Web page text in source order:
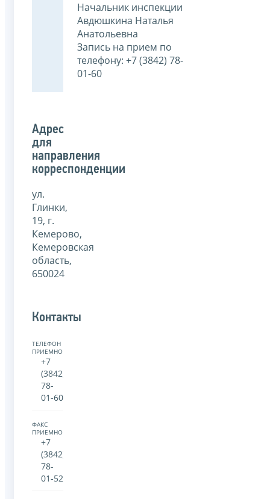
Начальник инспекции
Авдюшкина Наталья
Анатольевна
Запись на прием по
телефону: +7 (3842) 78-
01-60
Адрес
для
направления
корреспонденции
ул.
Глинки,
19, г.
Кемерово,
Кемеровская
область,
650024
Контакты
ТЕЛЕФОН
ПРИЕМНОЙ:
+7
(3842)
78-
01-60
ФАКС
ПРИЕМНОЙ:
+7
(3842)
78-
01-52